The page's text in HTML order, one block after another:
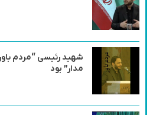
شهید رئیسی “مردم
مدار” بود